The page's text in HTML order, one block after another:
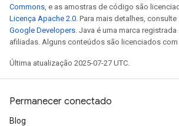
Commons, e as amostras de código são
Licença Apache 2.0. Para mais detalhes, consulte
Google Developers. Java é uma marca
afiliadas. Alguns conteúdos são licenciados com
Última atualização 2025-07-27 UTC.
Permanecer conectado
Blog